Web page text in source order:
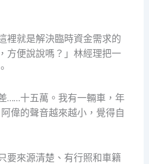
裡就是解決臨時資金需求的
方便說說嗎？」林經理把一
……十五萬。我有一輛車，年
偉的聲音越來越小，覺得自
要來源清楚、有行照和車籍